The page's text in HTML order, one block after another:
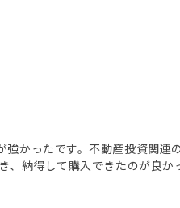
かったです。不動産投資関連
納得して購入できたのが良か